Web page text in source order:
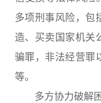
多项刑事风险，包
造、买卖国家机关
骗罪，非法经营罪
等。
多方协力破解